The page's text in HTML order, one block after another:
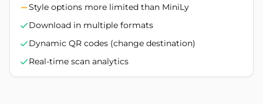
Style options more limited than MiniLy
Download in multiple formats
Dynamic QR codes (change destination)
Real-time scan analytics